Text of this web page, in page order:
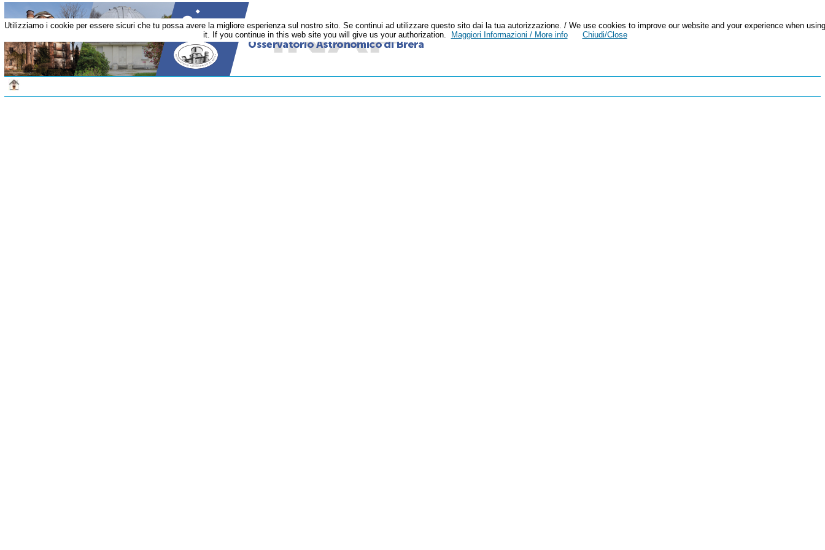
Utilizziamo i cookie per essere sicuri che tu possa avere la migliore esperienza sul nostro sito. Se continui ad utilizzare questo sito dai la tua autorizzazione. / We use cookies to improve our website and your experience when using
it. If you continue in this web site you will give us your authorization.
Maggiori Informazioni / More info Chiudi/Close